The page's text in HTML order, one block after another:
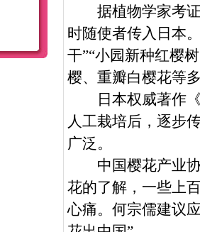
据植物学家考证
时随使者传入日本
干”“小园新种红樱
樱、重瓣白樱花等
日本权威著作《
人工栽培后，逐步
广泛。
中国樱花产业协
花的了解，一些上
心痛。何宗儒建议